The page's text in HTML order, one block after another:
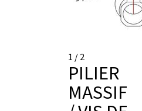
1 /2
PILIER
MASSIF